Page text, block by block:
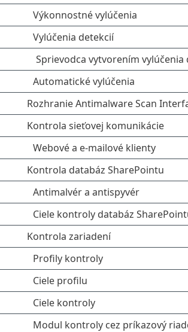
Výkonnostné vylúčenia
Vylúčenia detekcií
Sprievodca vytvorením vylúčenia
Automatické vylúčenia
Rozhranie Antimalware Scan
Kontrola sieťovej komunikácie
Webové a e‑mailové klienty
Kontrola databáz SharePointu
Antimalvér a antispyvér
Ciele kontroly databáz
Kontrola zariadení
Profily kontroly
Ciele profilu
Ciele kontroly
Modul kontroly cez príkazový